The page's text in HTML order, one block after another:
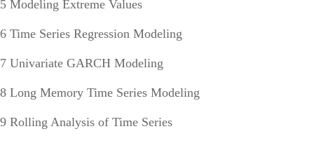
5 Modeling Extreme Values
6 Time Series Regression Modeling
7 Univariate GARCH Modeling
8 Long Memory Time Series Modeling
9 Rolling Analysis of Time Series